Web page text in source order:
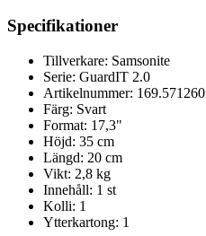
Specifikationer
Tillverkare: Samsonite
Serie: GuardIT 2.0
Artikelnummer: 169.571260
Färg: Svart
Format: 17,3"
Höjd: 35 cm
Längd: 20 cm
Vikt: 2,8 kg
Innehåll: 1 st
Kolli: 1
Ytterkartong: 1